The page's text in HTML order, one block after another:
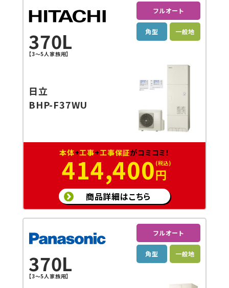
370L
【3～5人家族用】
フルオート
角型 一般地
日立
BHP-F37WU
本体+工事+工事保証がコミコミ！
414,400円
商品詳細はこちら
370L
【3～5人家族用】
フルオート
角型 一般地